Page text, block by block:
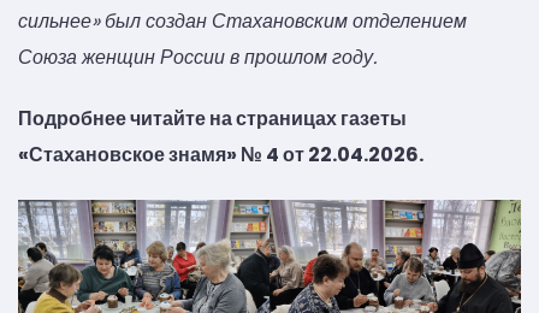
сильнее» был создан Стахановским отделением
Союза женщин России в прошлом году.
Подробнее читайте на страницах газеты
«Стахановское знамя» № 4 от 22.04.2026.